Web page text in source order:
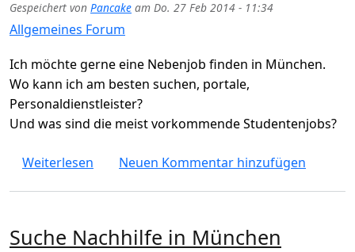
Gespeichert von Pancake am Do. 27 Feb 2014 - 11:34
Allgemeines Forum
Ich möchte gerne eine Nebenjob finden in München.
Wo kann ich am besten suchen, portale,
Personaldienstleister?
Und was sind die meist vorkommende Studentenjobs?
Weiterlesen über Nebenjob in München
Neuen Kommentar hinzufügen
Suche Nachhilfe in München